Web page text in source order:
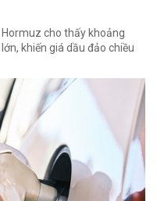
cho thấy khoảng
khiến giá dầu đảo chiều